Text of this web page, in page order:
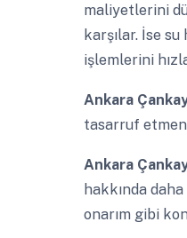
maliyetlerini
karşılar. İse
işlemlerini
Ankara
tasarruf
Ankara
hakkında
onarım gibi